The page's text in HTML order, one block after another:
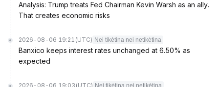
Analysis: Trump treats Fed Chairman Kevin Warsh as an ally.
That creates economic risks
2026-08-06 19:21 (UTC) Nei tikėtina nei netikėtina
Banxico keeps interest rates unchanged at 6.50% as
expected
2026-08-06 19:03 (UTC) Nei tikėtina nei netikėtina